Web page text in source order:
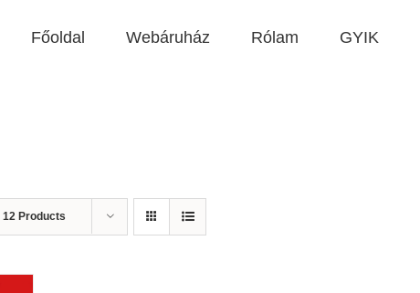
Főoldal Webáruház Rólam GYIK
12 Products